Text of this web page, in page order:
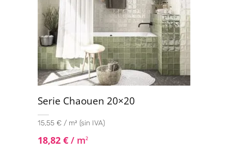
Serie Chaouen 20×20
15,55 € / m² (sin IVA)
18,82 € / m2